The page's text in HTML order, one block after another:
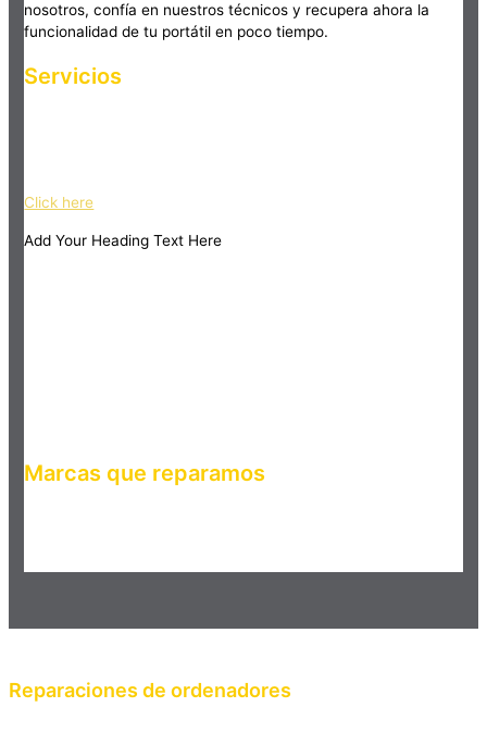
nosotros, confía en nuestros técnicos y recupera ahora la
funcionalidad de tu portátil en poco tiempo.
Servicios
Click here
Add Your Heading Text Here
Marcas que reparamos
Reparaciones de ordenadores